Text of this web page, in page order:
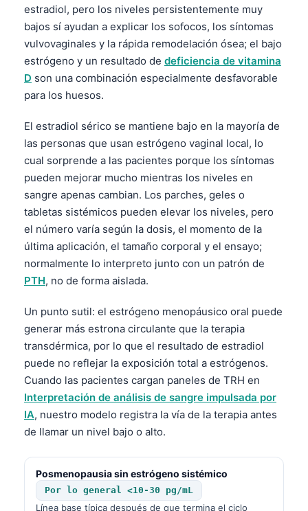
estradiol, pero los niveles persistentemente muy
bajos sí ayudan a explicar los sofocos, los síntomas
vulvovaginales y la rápida remodelación ósea; el bajo
estrógeno y un resultado de deficiencia de vitamina
D son una combinación especialmente desfavorable
para los huesos.
El estradiol sérico se mantiene bajo en la mayoría de
las personas que usan estrógeno vaginal local, lo
cual sorprende a las pacientes porque los síntomas
pueden mejorar mucho mientras los niveles en
sangre apenas cambian. Los parches, geles o
tabletas sistémicos pueden elevar los niveles, pero
el número varía según la dosis, el momento de la
última aplicación, el tamaño corporal y el ensayo;
normalmente lo interpreto junto con un patrón de
PTH, no de forma aislada.
Un punto sutil: el estrógeno menopáusico oral puede
generar más estrona circulante que la terapia
transdérmica, por lo que el resultado de estradiol
puede no reflejar la exposición total a estrógenos.
Cuando las pacientes cargan paneles de TRH en
Interpretación de análisis de sangre impulsada por
IA, nuestro modelo registra la vía de la terapia antes
de llamar un nivel bajo o alto.
Posmenopausia sin estrógeno sistémico
Por lo general <10-30 pg/mL
Línea base típica después de que termina el ciclo
Bosanski
日本語
Čeština
ქართული
Русский
Lietuvių kalba
Polski
한국어
Slovenščina
Magyar
Shqip
বাংলা
اردو
मराठी
తెలుగు
தமிழ்
ગુજરાતી
ಕನ್ನಡ
മലയാളം
Bahasa Melayu